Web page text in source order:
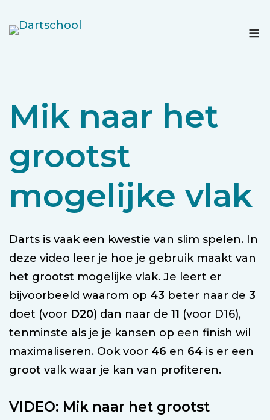
naar
Mik naar het
grootst
mogelijke vlak
Darts is vaak een kwestie van slim spelen. In
deze video leer je hoe je gebruik maakt van
het grootst mogelijke vlak. Je leert er
bijvoorbeeld waarom op 43 beter naar de 3
doet (voor D20) dan naar de 11 (voor D16),
tenminste als je je kansen op een finish wil
maximaliseren. Ook voor 46 en 64 is er een
groot valk waar je kan van profiteren.
VIDEO: Mik naar het grootst